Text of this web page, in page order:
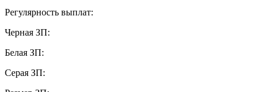
Регулярность выплат:
Черная ЗП:
Белая ЗП:
Серая ЗП: